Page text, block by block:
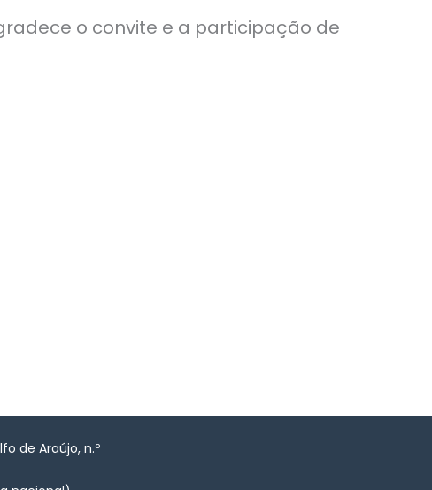
o convite e a participação de
de Araújo, n.º